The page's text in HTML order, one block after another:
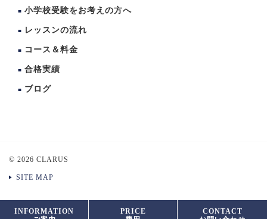
小学校受験をお考えの方へ
レッスンの流れ
コース＆料金
合格実績
ブログ
© 2026 CLARUS
SITE MAP
INFORMATION
PRICE
CONTACT